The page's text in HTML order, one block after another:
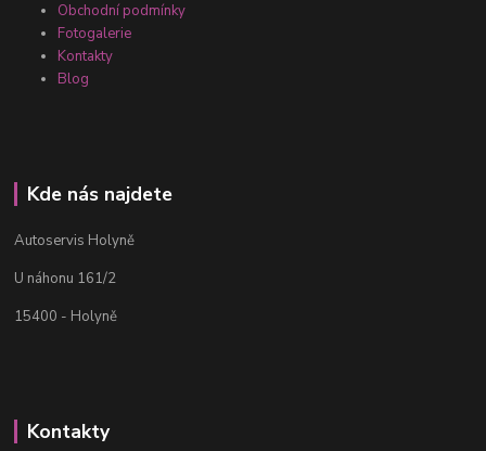
Obchodní podmínky
Fotogalerie
Kontakty
Blog
Kde nás najdete
Autoservis Holyně
U náhonu 161/2
15400 - Holyně
Kontakty